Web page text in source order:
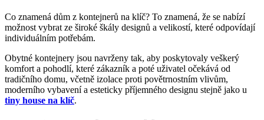
Co znamená dům z kontejnerů na klíč? To znamená, že se nabízí
možnost vybrat ze široké škály designů a velikostí, které odpovídají
individuálním potřebám.
Obytné kontejnery jsou navrženy tak, aby poskytovaly veškerý
komfort a pohodlí, které zákazník a poté uživatel očekává od
tradičního domu, včetně izolace proti povětrnostním vlivům,
moderního vybavení a esteticky příjemného designu stejně jako u
tiny house na klíč.